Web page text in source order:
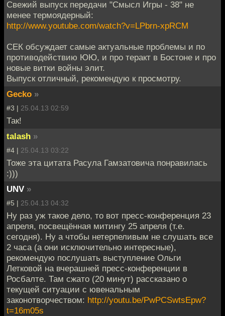
Свежий выпуск передачи "Смысл Игры - 38" не
менее термоядерный:
http://www.youtube.com/watch?v=LPbrn-xpRCM
СЕК обсуждает самые актуальные проблемы и по
противодействию ЮЮ, и про теракт в Бостоне и про
новые витки войны элит.
Выпуск отличный, рекомендую к просмотру.
Gecko »
#3 | 25.04.13 02:59
Так!
talash »
#4 | 25.04.13 03:22
Тоже эта цитата Расула Гамзатовича понравилась
:)))
UNV »
#5 | 25.04.13 04:32
Ну раз уж такое дело, то вот пресс-конференция 23
апреля, посвещённая митингу 25 апреля (т.е.
сегодня). Ну а чтобы нетерпеливым не слушать все
2 часа (а они исключительно интересные),
рекомендую послушать выступление Ольги
Летковой на вчерашней пресс-конференции в
Росбалте. Там сжато (20 минут) рассказано о
текущей ситуации с ювенальным
законотворчеством: http://youtu.be/PwPCSwtsEpw?
t=16m05s